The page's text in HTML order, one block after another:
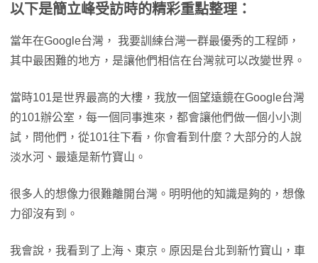
以下是簡立峰受訪時的精彩重點整理：
當年在Google台灣， 我要訓練台灣一群最優秀的工程師，
其中最困難的地方，是讓他們相信在台灣就可以改變世界。
當時101是世界最高的大樓，我放一個望遠鏡在Google台灣
的101辦公室，每一個同事進來，都會讓他們做一個小小測
試，問他們，從101往下看，你會看到什麼？大部分的人說
淡水河、最遠是新竹寶山。
很多人的想像力很難離開台灣。明明他的知識是夠的，想像
力卻沒有到。
我會說，我看到了上海、東京。原因是台北到新竹寶山，車